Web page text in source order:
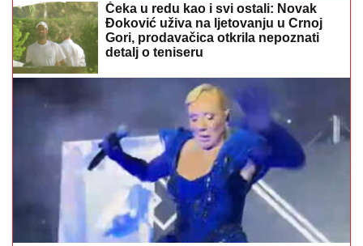
Čeka u redu kao i svi ostali: Novak
Đoković uživa na ljetovanju u Crnoj
Gori, prodavačica otkrila nepoznati
detalj o teniseru